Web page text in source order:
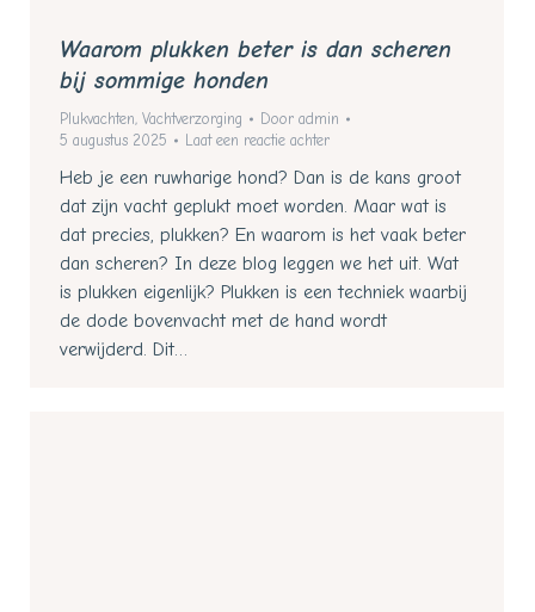
Waarom plukken beter is dan scheren
bij sommige honden
Plukvachten, Vachtverzorging Door admin
5 augustus 2025
Laat een reactie achter
Heb je een ruwharige hond? Dan is de kans groot
dat zijn vacht geplukt moet worden. Maar wat is
dat precies, plukken? En waarom is het vaak beter
dan scheren? In deze blog leggen we het uit. Wat
is plukken eigenlijk? Plukken is een techniek waarbij
de dode bovenvacht met de hand wordt
verwijderd. Dit…